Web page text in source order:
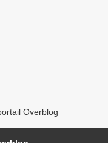
Overblog